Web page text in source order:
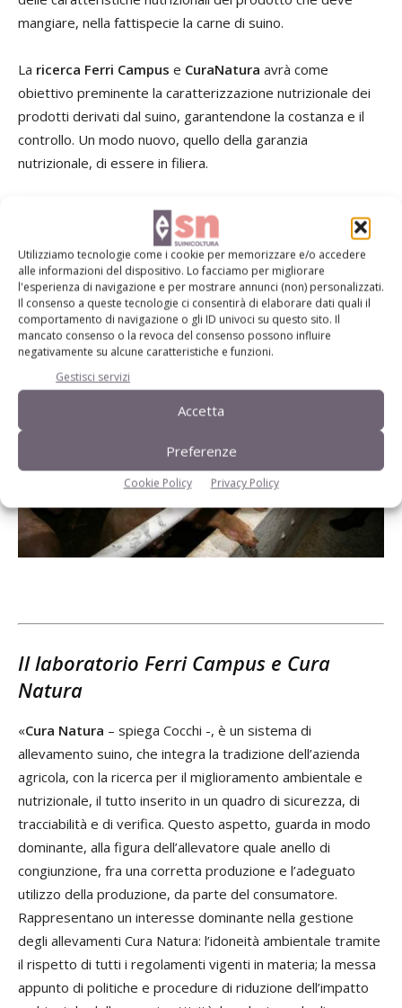
Utilizziamo tecnologie come i cookie per memorizzare e/o accedere
alle informazioni del dispositivo. Lo facciamo per migliorare
l'esperienza di navigazione e per mostrare annunci (non) personalizzati.
Il consenso a queste tecnologie ci consentirà di elaborare dati quali il
comportamento di navigazione o gli ID univoci su questo sito. Il
mancato consenso o la revoca del consenso possono influire
negativamente su alcune caratteristiche e funzioni.
Gestisci servizi
Accetta
Preferenze
Cookie Policy Privacy Policy
mangiare, nella fattispecie la carne di suino.
La ricerca Ferri Campus e CuraNatura avrà come
obiettivo preminente la caratterizzazione nutrizionale dei
prodotti derivati dal suino, garantendone la costanza e il
controllo. Un modo nuovo, quello della garanzia
nutrizionale, di essere in filiera.
Leggi l’articolo sullaRivista di Suinicoltura n. 5/2019
Dall’edicola digitalealperché abbonarsi
Il laboratorio Ferri Campus e Cura
Natura
«Cura Natura – spiega Cocchi -, è un sistema di
allevamento suino, che integra la tradizione dell’azienda
agricola, con la ricerca per il miglioramento ambientale e
nutrizionale, il tutto inserito in un quadro di sicurezza, di
tracciabilità e di verifica. Questo aspetto, guarda in modo
dominante, alla figura dell’allevatore quale anello di
congiunzione, fra una corretta produzione e l’adeguato
utilizzo della produzione, da parte del consumatore.
Rappresentano un interesse dominante nella gestione
degli allevamenti Cura Natura: l’idoneità ambientale tramite
il rispetto di tutti i regolamenti vigenti in materia; la messa
appunto di politiche e procedure di riduzione dell’impatto